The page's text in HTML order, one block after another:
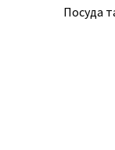
Посуда